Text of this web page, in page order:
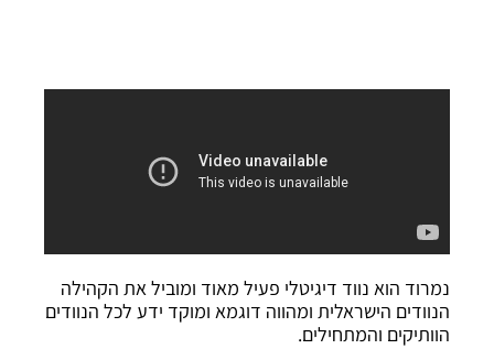
נמרוד הוא נווד דיגיטלי פעיל מאוד ומוביל את הקהילה
הנוודים הישראלית ומהווה דוגמא ומוקד ידע לכל הנוודים
הוותיקים והמתחילים.